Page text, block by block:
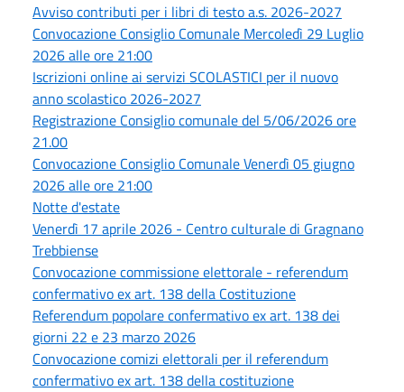
Avviso contributi per i libri di testo a.s. 2026-2027
Convocazione Consiglio Comunale Mercoledì 29 Luglio
2026 alle ore 21:00
Iscrizioni online ai servizi SCOLASTICI per il nuovo
anno scolastico 2026-2027
Registrazione Consiglio comunale del 5/06/2026 ore
21.00
Convocazione Consiglio Comunale Venerdì 05 giugno
2026 alle ore 21:00
Notte d'estate
Venerdì 17 aprile 2026 - Centro culturale di Gragnano
Trebbiense
Convocazione commissione elettorale - referendum
confermativo ex art. 138 della Costituzione
Referendum popolare confermativo ex art. 138 dei
giorni 22 e 23 marzo 2026
Convocazione comizi elettorali per il referendum
confermativo ex art. 138 della costituzione